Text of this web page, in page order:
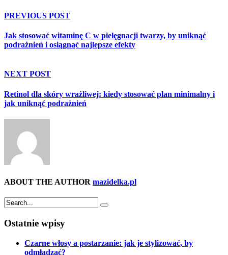
PREVIOUS POST
Jak stosować witaminę C w pielęgnacji twarzy, by uniknąć
podrażnień i osiągnąć najlepsze efekty
NEXT POST
Retinol dla skóry wrażliwej: kiedy stosować plan minimalny i
jak uniknąć podrażnień
ABOUT THE AUTHOR mazidelka.pl
Ostatnie wpisy
Czarne włosy a postarzanie: jak je stylizować, by
odmładzać?